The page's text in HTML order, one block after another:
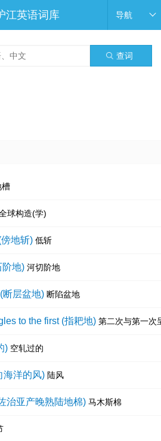
江英语词库 导航
查词
槽
球构造(学)
地斩) 低斩
阶地) 河切阶地
断层盆地) 断陷盆地
to the first (指耙地) 第二次与第一次
) 空轧过的
海洋的风) 陆风
治亚产晚熟陆地棉) 马木斯棉